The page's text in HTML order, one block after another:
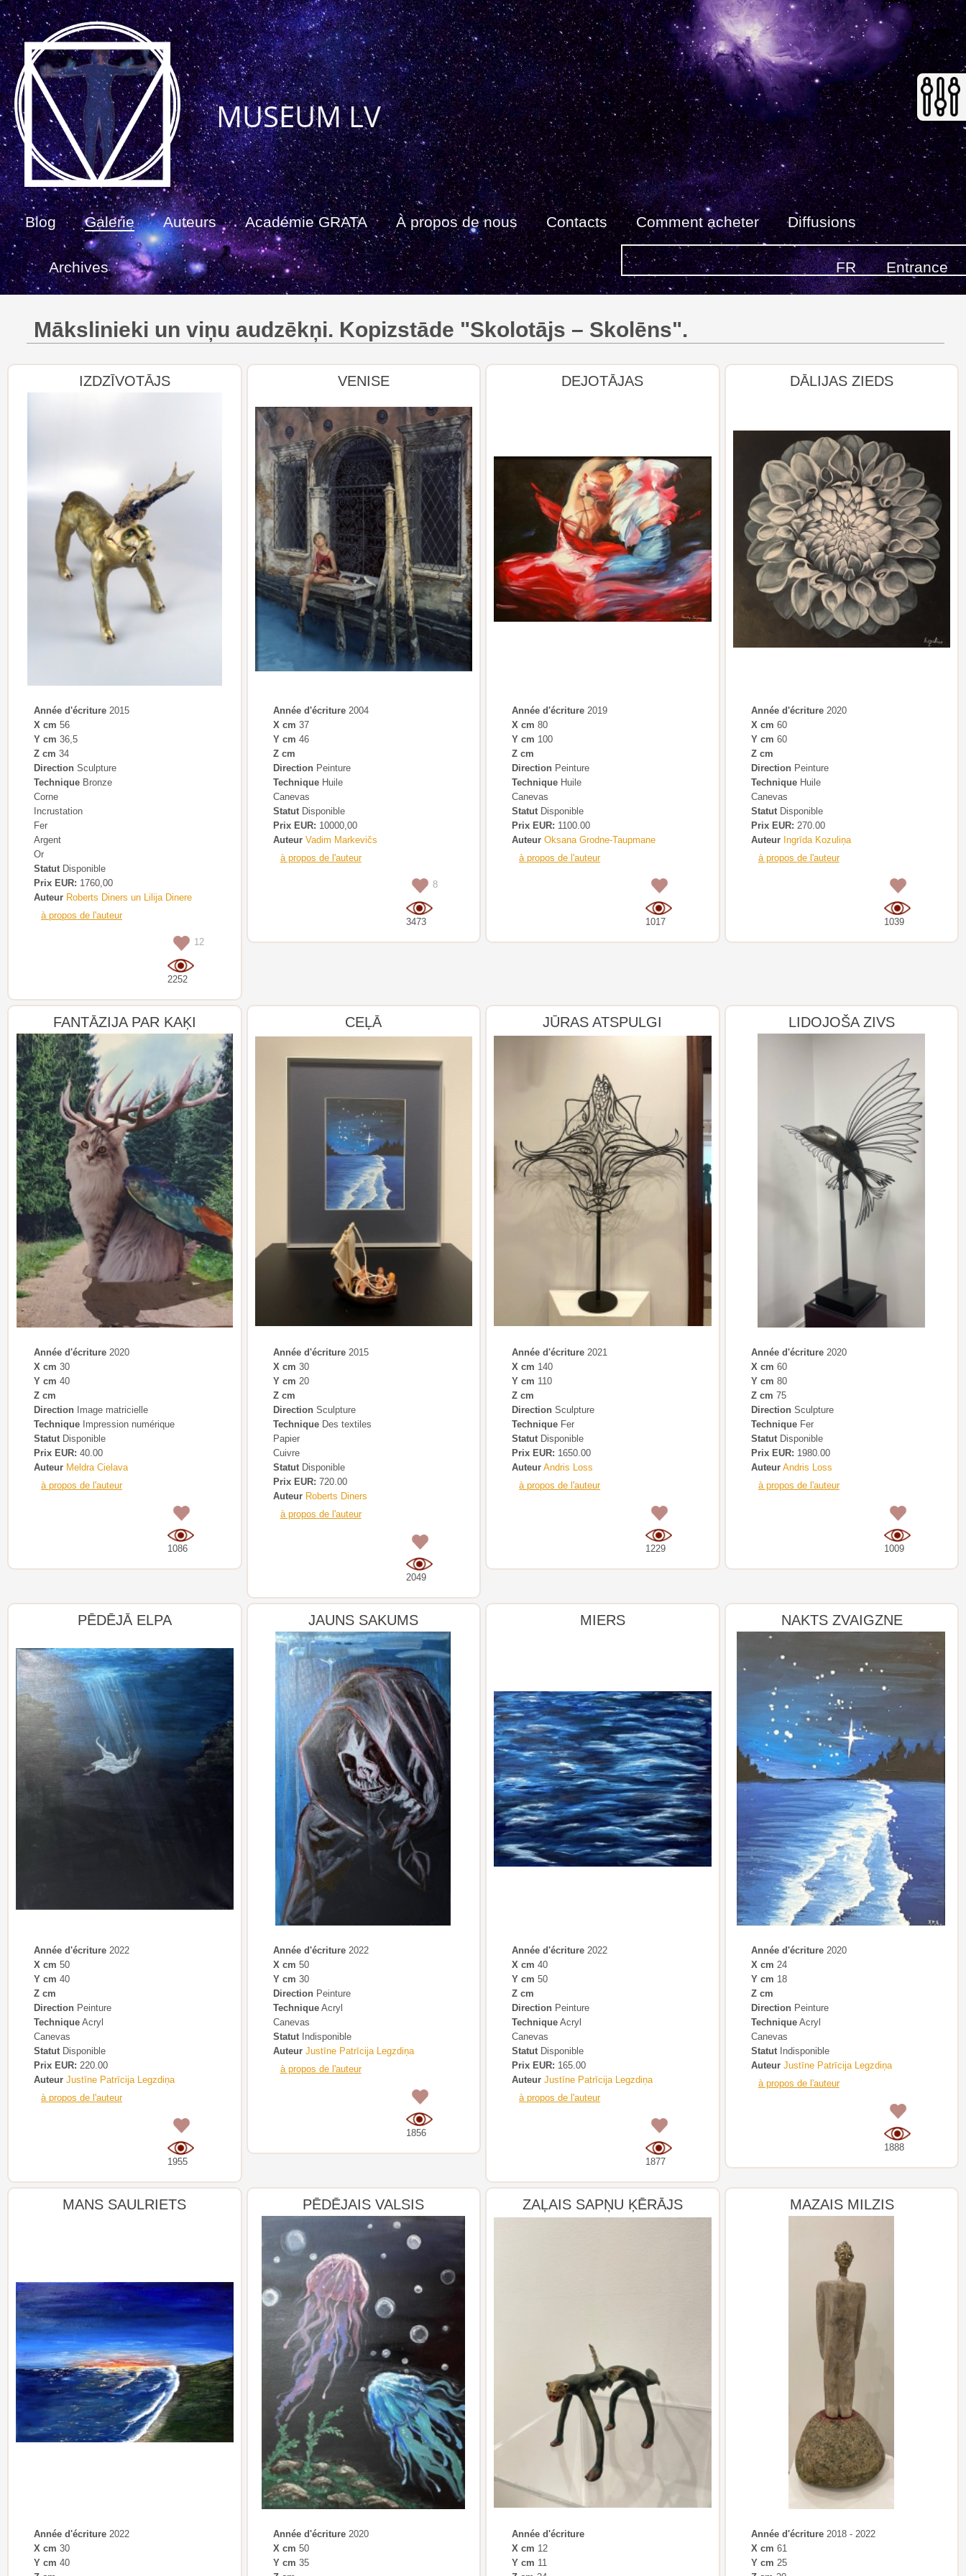
Blog Galerie Auteurs Académie GRATA À propos de nous Contacts Comment acheter Diffusions
Archives Entrance
FR
MUSEUM LV
Mākslinieki un viņu audzēkņi. Kopizstāde "Skolotājs – Skolēns".
IZDZĪVOTĀJS
Année d'écriture 2015
X cm 56
Y cm 36,5
Z cm 34
Direction Sculpture
Technique Bronze
Corne
Incrustation
Fer
Argent
Or
Statut Disponible
Prix EUR: 1760,00
Auteur Roberts Diners un Lilija Dinere
à propos de l'auteur
12
2252
VENISE
Année d'écriture2004
X cm 37
Y cm 46
Z cm
DirectionPeinture
TechniqueHuile
Canevas
StatutDisponible
Prix EUR: 10000,00
Auteur Vadim Markevičs
à propos de l'auteur
8
3473
DEJOTĀJAS
Année d'écriture 2019
X cm 80
Y cm 100
Z cm
Direction Peinture
Technique Huile
Canevas
Statut Disponible
Prix EUR: 1100.00
Auteur Oksana Grodne-Taupmane
à propos de l'auteur
1017
DĀLIJAS ZIEDS
Année d'écriture2020
X cm 60
Y cm 60
Z cm
DirectionPeinture
TechniqueHuile
Canevas
StatutDisponible
Prix EUR: 270.00
Auteur Ingrīda Kozuliņa
à propos de l'auteur
1039
FANTĀZIJA PAR KAĶI
Année d'écriture 2020
X cm 30
Y cm 40
Z cm
Direction Image matricielle
Technique Impression numérique
Statut Disponible
Prix EUR: 40.00
Auteur Meldra Cielava
à propos de l'auteur
1086
CEĻĀ
Année d'écriture2015
X cm 30
Y cm 20
Z cm
DirectionSculpture
TechniqueDes textiles
Papier
Cuivre
StatutDisponible
Prix EUR: 720.00
Auteur Roberts Diners
à propos de l'auteur
2049
JŪRAS ATSPULGI
Année d'écriture 2021
X cm 140
Y cm 110
Z cm
Direction Sculpture
Technique Fer
Statut Disponible
Prix EUR: 1650.00
Auteur Andris Loss
à propos de l'auteur
1229
LIDOJOŠA ZIVS
Année d'écriture2020
X cm 60
Y cm 80
Z cm 75
DirectionSculpture
TechniqueFer
StatutDisponible
Prix EUR: 1980.00
Auteur Andris Loss
à propos de l'auteur
1009
PĒDĒJĀ ELPA
Année d'écriture 2022
X cm 50
Y cm 40
Z cm
Direction Peinture
Technique Acryl
Canevas
Statut Disponible
Prix EUR: 220.00
Auteur Justīne Patrīcija Legzdiņa
à propos de l'auteur
1955
JAUNS SAKUMS
Année d'écriture2022
X cm 50
Y cm 30
DirectionPeinture
TechniqueAcryl
Canevas
StatutIndisponible
Auteur Justīne Patrīcija Legzdiņa
à propos de l'auteur
1856
MIERS
Année d'écriture 2022
X cm 40
Y cm 50
Z cm
Direction Peinture
Technique Acryl
Canevas
Statut Disponible
Prix EUR: 165.00
Auteur Justīne Patrīcija Legzdiņa
à propos de l'auteur
1877
NAKTS ZVAIGZNE
Année d'écriture2020
X cm 24
Y cm 18
Z cm
DirectionPeinture
TechniqueAcryl
Canevas
StatutIndisponible
Auteur Justīne Patrīcija Legzdiņa
à propos de l'auteur
1888
MANS SAULRIETS
Année d'écriture 2022
X cm 30
Y cm 40
PĒDĒJAIS VALSIS
Année d'écriture2020
X cm 50
Y cm 35
ZAĻAIS SAPŅU ĶĒRĀJS
Année d'écriture
X cm 12
Y cm 11
MAZAIS MILZIS
Année d'écriture2018 - 2022
X cm 61
Y cm 25